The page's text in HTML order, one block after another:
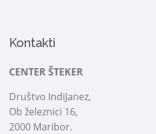
Kontakti
CENTER ŠTEKER
Društvo IndiJanez,
Ob železnici 16,
2000 Maribor.